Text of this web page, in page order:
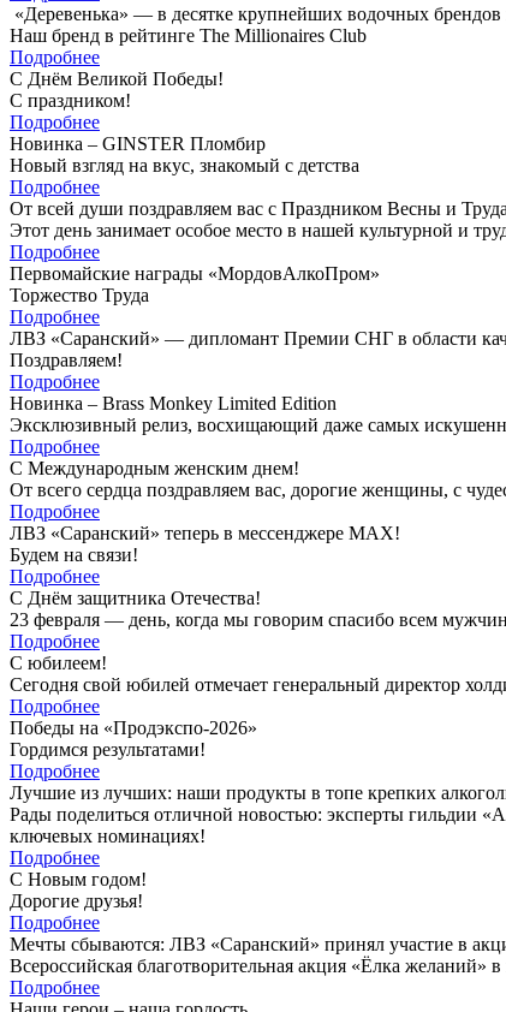
«Деревенька» — в десятке крупнейших водочных брендов
Наш бренд в рейтинге The Millionaires Club
Подробнее
С Днём Великой Победы!
С праздником!
Подробнее
Новинка – GINSTER Пломбир
Новый взгляд на вкус, знакомый с детства
Подробнее
От всей души поздравляем вас с Праздником Весны и
Этот день занимает особое место в нашей культурной и
Подробнее
Первомайские награды «МордовАлкоПром»
Торжество Труда
Подробнее
ЛВЗ «Саранский» — дипломант Премии СНГ в области
Поздравляем!
Подробнее
Новинка – Brass Monkey Limited Edition
Эксклюзивный релиз, восхищающий даже самых
Подробнее
С Международным женским днем!
От всего сердца поздравляем вас, дорогие женщины, с
Подробнее
ЛВЗ «Саранский» теперь в мессенджере MAX!
Будем на связи!
Подробнее
С Днём защитника Отечества!
23 февраля — день, когда мы говорим спасибо всем
Подробнее
С юбилеем!
Сегодня свой юбилей отмечает генеральный директор
Подробнее
Победы на «Продэкспо-2026»
Гордимся результатами!
Подробнее
Лучшие из лучших: наши продукты в топе крепких
Рады поделиться отличной новостью: эксперты гильдии
ключевых номинациях!
Подробнее
С Новым годом!
Дорогие друзья!
Подробнее
Мечты сбываются: ЛВЗ «Саранский» принял участие в
Всероссийская благотворительная акция «Ёлка
Подробнее